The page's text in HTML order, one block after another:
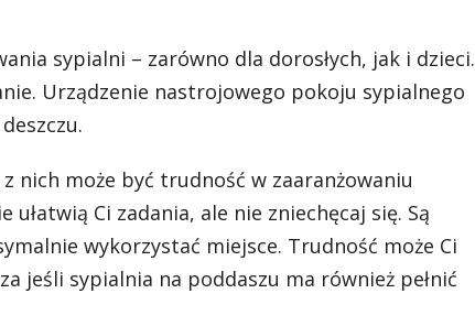
sypialni – zarówno dla dorosłych, jak i dzieci.
Urządzenie nastrojowego pokoju sypialnego
nich może być trudność w zaaranżowaniu
Ci zadania, ale nie zniechęcaj się. Są
wykorzystać miejsce. Trudność może Ci
jeśli sypialnia na poddaszu ma również pełnić